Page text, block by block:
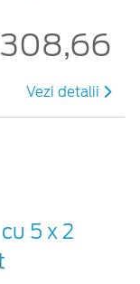
Vezi detalii
5 x 2